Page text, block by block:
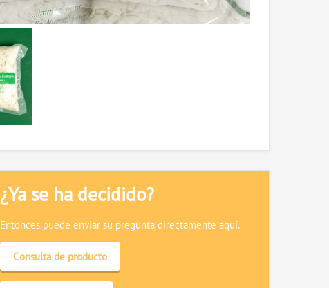
¿Ya se ha decidido?
Entonces puede enviar su pregunta directamente aquí.
Consulta de producto